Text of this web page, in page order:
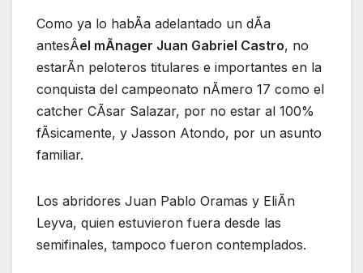
Como ya lo habÃa adelantado un dÃa
antesÂel mÃnager Juan Gabriel Castro, no
estarÃn peloteros titulares e importantes en la
conquista del campeonato nÃmero 17 como el
catcher CÃsar Salazar, por no estar al 100%
fÃsicamente, y Jasson Atondo, por un asunto
familiar.
Los abridores Juan Pablo Oramas y EliÃn
Leyva, quien estuvieron fuera desde las
semifinales, tampoco fueron contemplados.